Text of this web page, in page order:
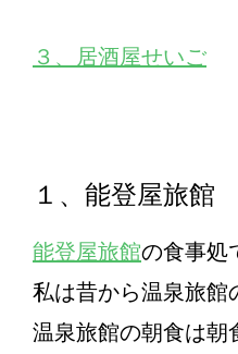
３、居酒屋せいご
１、能登屋旅館
能登屋旅館の食事処
私は昔から温泉旅館
温泉旅館の朝食は朝